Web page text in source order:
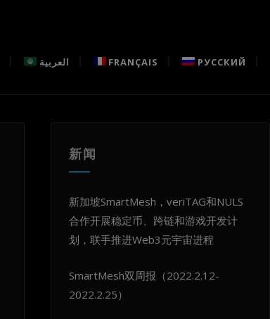
العربية FRANÇAIS РУССКИЙ
新闻
新加坡SmartMesh，veriTAG和NULS
合作开展稳定币、跨链和游戏开发计
划，联手推进Web3元宇宙进程
SmartMesh双周报（2022.2.12-
2022.2.25）